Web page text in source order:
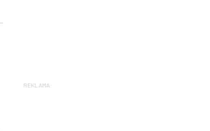
REKLAMA